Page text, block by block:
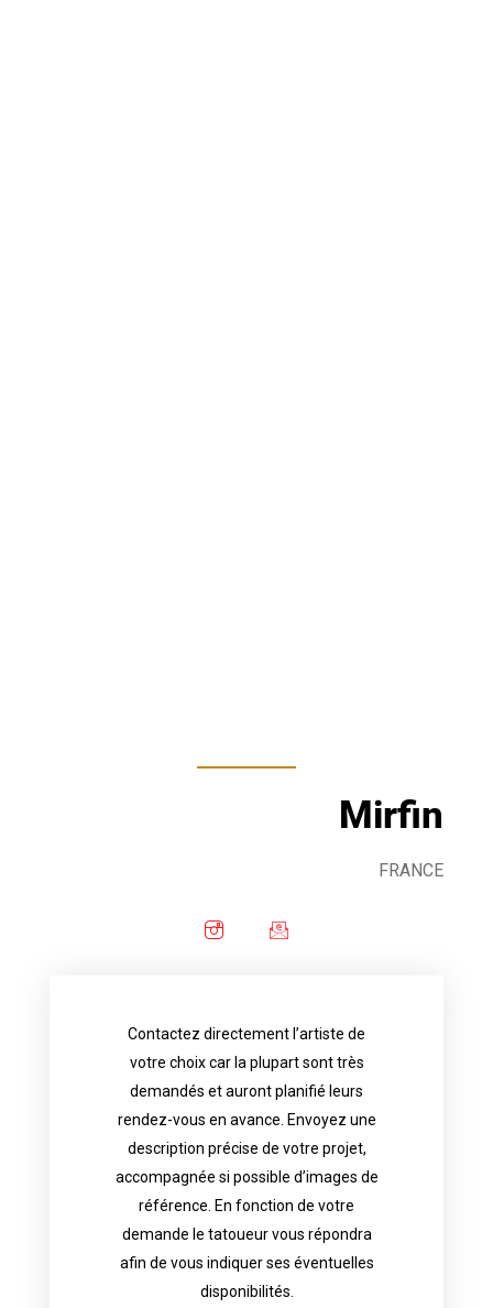
Mirfin
FRANCE
Contactez directement l’artiste de
votre choix car la plupart sont très
demandés et auront planifié leurs
rendez-vous en avance. Envoyez une
description précise de votre projet,
accompagnée si possible d’images de
référence. En fonction de votre
demande le tatoueur vous répondra
afin de vous indiquer ses éventuelles
disponibilités.
Contact directly the artist of your
choice because most are in great
appointments in advance. Send an
accurate description of your project, if
possible attached with reference
images. Depending your request, the
tattoo artist will answer to tell you his